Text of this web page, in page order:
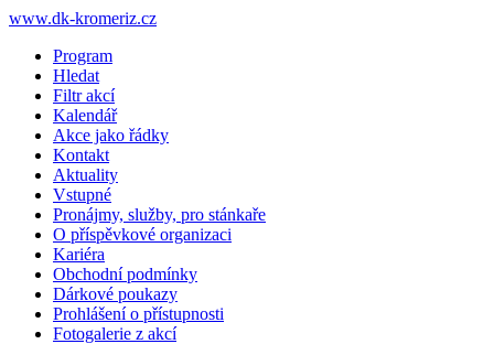
www.dk-kromeriz.cz
Program
Hledat
Filtr akcí
Kalendář
Akce jako řádky
Kontakt
Aktuality
Vstupné
Pronájmy, služby, pro stánkaře
O příspěvkové organizaci
Kariéra
Obchodní podmínky
Dárkové poukazy
Prohlášení o přístupnosti
Fotogalerie z akcí